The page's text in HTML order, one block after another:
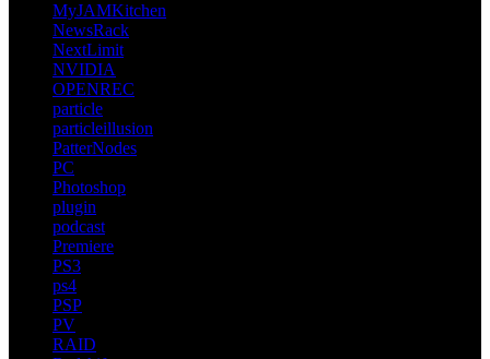
MyJAMKitchen
NewsRack
NextLimit
NVIDIA
OPENREC
particle
particleillusion
PatterNodes
PC
Photoshop
plugin
podcast
Premiere
PS3
ps4
PSP
PV
RAID